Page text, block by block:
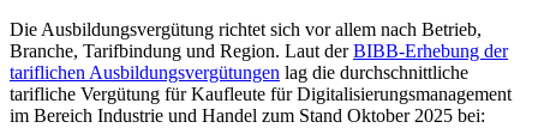
Die Ausbildungsvergütung richtet sich vor allem nach Betrieb,
Branche, Tarifbindung und Region. Laut derBIBB-Erhebung der
tariflichen Ausbildungsvergütungen lag die durchschnittliche
tarifliche Vergütung für Kaufleute für Digitalisierungsmanagement
im Bereich Industrie und Handel zum Stand Oktober 2025 bei: